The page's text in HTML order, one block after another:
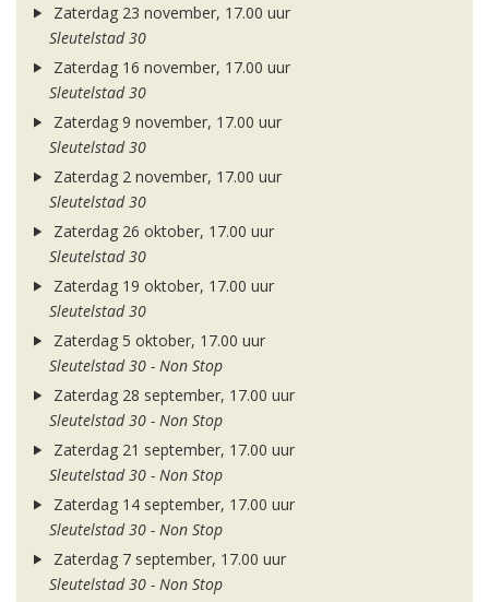
Zaterdag 23 november, 17.00 uur
Sleutelstad 30
Zaterdag 16 november, 17.00 uur
Sleutelstad 30
Zaterdag 9 november, 17.00 uur
Sleutelstad 30
Zaterdag 2 november, 17.00 uur
Sleutelstad 30
Zaterdag 26 oktober, 17.00 uur
Sleutelstad 30
Zaterdag 19 oktober, 17.00 uur
Sleutelstad 30
Zaterdag 5 oktober, 17.00 uur
Sleutelstad 30 - Non Stop
Zaterdag 28 september, 17.00 uur
Sleutelstad 30 - Non Stop
Zaterdag 21 september, 17.00 uur
Sleutelstad 30 - Non Stop
Zaterdag 14 september, 17.00 uur
Sleutelstad 30 - Non Stop
Zaterdag 7 september, 17.00 uur
Sleutelstad 30 - Non Stop